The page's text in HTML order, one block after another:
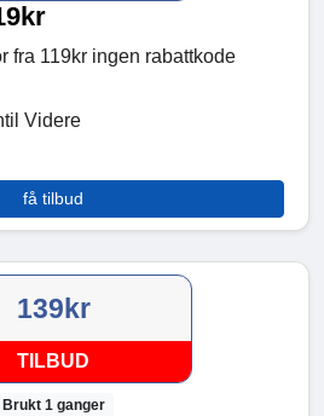
fra 119kr ingen rabattkode
Videre
få tilbud
139kr
TILBUD
Brukt 1 ganger